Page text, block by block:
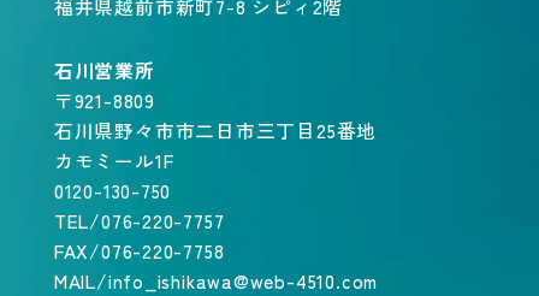
福井県越前市新町7-8 シピィ2階
石川営業所
〒921-8809
石川県野々市市二日市三丁目25番地
カモミール1F
0120-130-750
TEL/076-220-7757
FAX/076-220-7758
MAIL/info_ishikawa@web-4510.com